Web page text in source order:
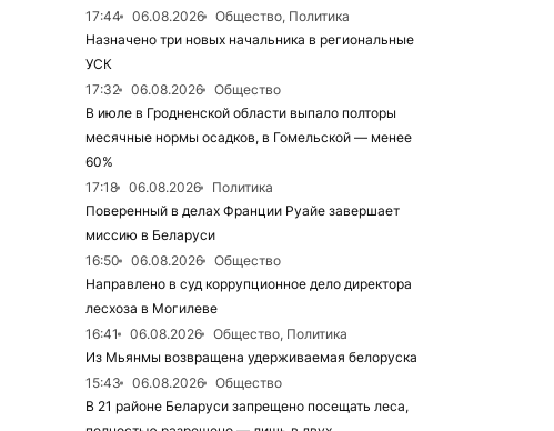
17:44
06.08.2026
Общество, Политика
Назначено три новых начальника в региональные
УСК
17:32
06.08.2026
Общество
В июле в Гродненской области выпало полторы
месячные нормы осадков, в Гомельской — менее
60%
17:18
06.08.2026
Политика
Поверенный в делах Франции Руайе завершает
миссию в Беларуси
16:50
06.08.2026
Общество
Направлено в суд коррупционное дело директора
лесхоза в Могилеве
16:41
06.08.2026
Общество, Политика
Из Мьянмы возвращена удерживаемая белоруска
15:43
06.08.2026
Общество
В 21 районе Беларуси запрещено посещать леса,